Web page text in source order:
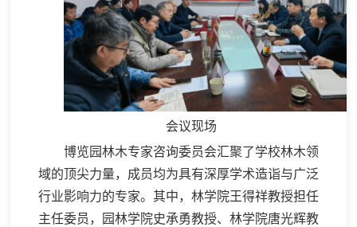
会议现场
博览园林木专家咨询委员会汇聚了学校林木领
域的顶尖力量，成员均为具有深厚学术造诣与广泛
行业影响力的专家。其中，林学院王得祥教授担任
主任委员，园林学院史承勇教授、林学院唐光辉教